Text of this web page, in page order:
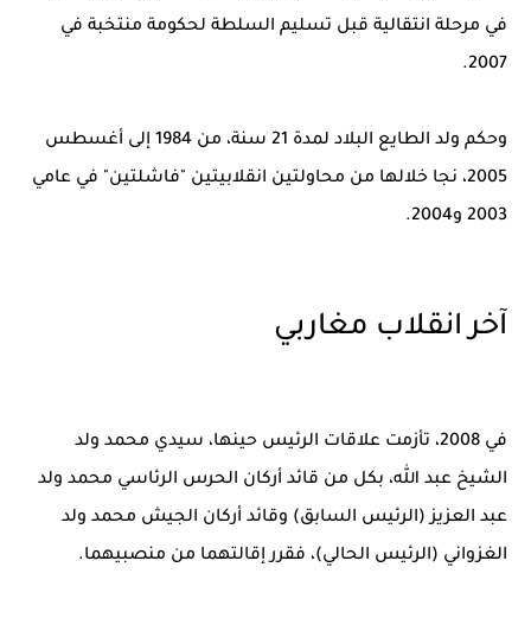
في مرحلة انتقالية قبل تسليم السلطة لحكومة منتخبة في
2007.
وحكم ولد الطايع البلاد لمدة 21 سنة، من 1984 إلى أغسطس
2005، نجا خلالها من محاولتين انقلابيتين "فاشلتين" في عامي
2003 و2004.
آخر انقلاب مغاربي
في 2008، تأزمت علاقات الرئيس حينها، سيدي محمد ولد
الشيخ عبد الله، بكل من قائد أركان الحرس الرئاسي محمد ولد
عبد العزيز (الرئيس السابق) وقائد أركان الجيش محمد ولد
الغزواني (الرئيس الحالي)، فقرر إقالتهما من منصبيهما.